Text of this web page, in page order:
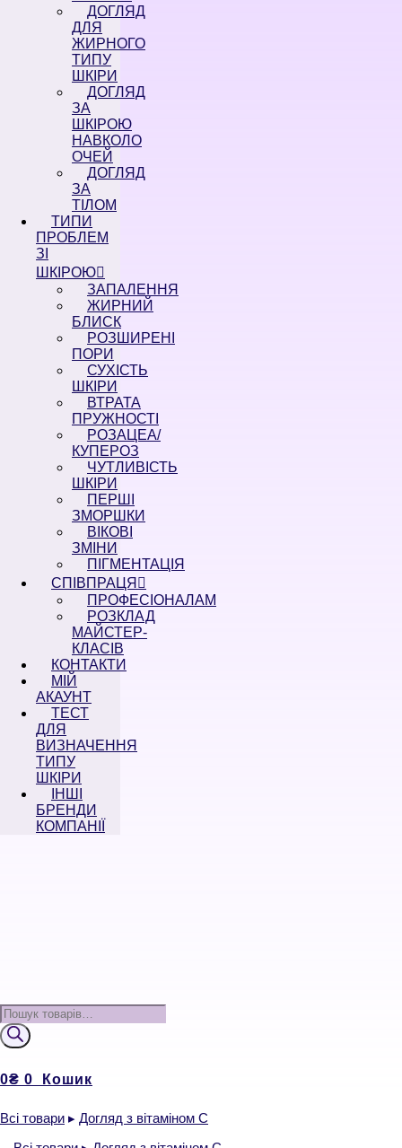
ДОГЛЯД
ДЛЯ
ЖИРНОГО
ТИПУ
ШКІРИ
ДОГЛЯД
ЗА
ШКІРОЮ
НАВКОЛО
ОЧЕЙ
ДОГЛЯД
ЗА
ТІЛОМ
ТИПИ
ПРОБЛЕМ
ЗІ
ШКІРОЮ
ЗАПАЛЕННЯ
ЖИРНИЙ
БЛИСК
РОЗШИРЕНІ
ПОРИ
СУХІСТЬ
ШКІРИ
ВТРАТА
ПРУЖНОСТІ
РОЗАЦЕА/
КУПЕРОЗ
ЧУТЛИВІСТЬ
ШКІРИ
ПЕРШІ
ЗМОРШКИ
ВІКОВІ
ЗМІНИ
ПІГМЕНТАЦІЯ
СПІВПРАЦЯ
ПРОФЕСІОНАЛАМ
РОЗКЛАД
МАЙСТЕР-
КЛАСІВ
КОНТАКТИ
МІЙ
АКАУНТ
ТЕСТ
ДЛЯ
ВИЗНАЧЕННЯ
ТИПУ
ШКІРИ
ІНШІ
БРЕНДИ
КОМПАНІЇ
Пошук
товарів
0₴ 0 Кошик
Всі товари ▸ Догляд з вітаміном С